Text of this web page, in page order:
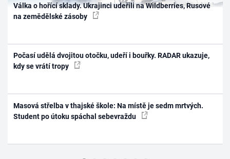
Válka o hořící sklady. Ukrajinci udeřili na Wildberries, Rusové
na zemědělské zásoby
Počasí udělá dvojitou otočku, udeří i bouřky. RADAR ukazuje,
kdy se vrátí tropy
Masová střelba v thajské škole: Na místě je sedm mrtvých.
Student po útoku spáchal sebevraždu